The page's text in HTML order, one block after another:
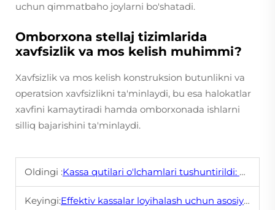
uchun qimmatbaho joylarni bo'shatadi.
Omborxona stellaj tizimlarida
xavfsizlik va mos kelish muhimmi?
Xavfsizlik va mos kelish konstruksion butunlikni va
operatsion xavfsizlikni ta'minlaydi, bu esa halokatlar
xavfini kamaytiradi hamda omborxonada ishlarni
silliq bajarishini ta'minlaydi.
Oldingi :Kassa qutilari o'lchamlari tushuntirildi: Qaysi biri sizning kontiringizga mos keladi?
Keyingi:Effektiv kassalar loyihalash uchun asosiy dizayn elementlari